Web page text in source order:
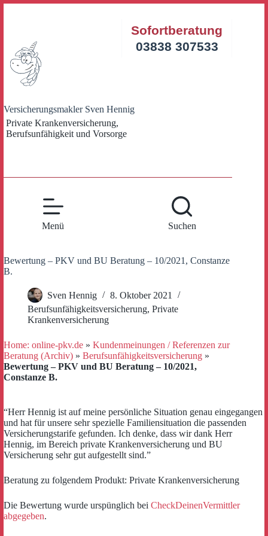
Versicherungsmakler Sven Hennig
Private Krankenversicherung,
Berufsunfähigkeit und Vorsorge
Sofortberatung
03838 307533
Menü Suchen
Bewertung – PKV und BU Beratung – 10/2021, Constanze
B.
Sven Hennig
8. Oktober 2021
Berufsunfähigkeitsversicherung, Private
Krankenversicherung
Home: online-pkv.de » Kundenmeinungen / Referenzen zur
Beratung (Archiv) » Berufsunfähigkeitsversicherung »
Bewertung – PKV und BU Beratung – 10/2021,
Constanze B.
“Herr Hennig ist auf meine persönliche Situation genau eingegangen
und hat für unsere sehr spezielle Familiensituation die passenden
Versicherungstarife gefunden. Ich denke, dass wir dank Herr
Hennig, im Bereich private Krankenversicherung und BU
Versicherung sehr gut aufgestellt sind.”
Beratung zu folgendem Produkt: Private Krankenversicherung
Die Bewertung wurde urspünglich bei CheckDeinenVermittler
abgegeben.